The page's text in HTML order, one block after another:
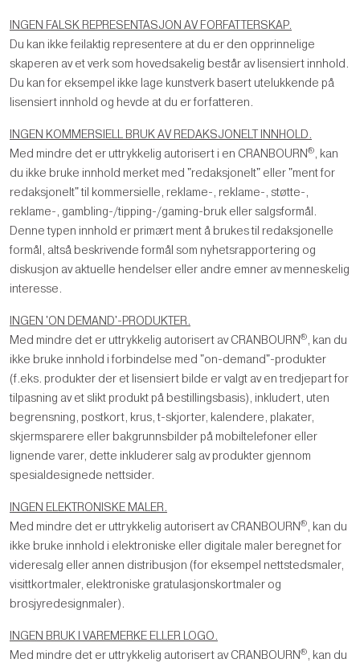
INGEN FALSK REPRESENTASJON AV FORFATTERSKAP.
Du kan ikke feilaktig representere at du er den opprinnelige
skaperen av et verk som hovedsakelig består av lisensiert innhold.
Du kan for eksempel ikke lage kunstverk basert utelukkende på
lisensiert innhold og hevde at du er forfatteren.
INGEN KOMMERSIELL BRUK AV REDAKSJONELT INNHOLD.
Med mindre det er uttrykkelig autorisert i en CRANBOURN®, kan
du ikke bruke innhold merket med "redaksjonelt" eller "ment for
redaksjonelt" til kommersielle, reklame-, reklame-, støtte-,
reklame-, gambling-/tipping-/gaming-bruk eller salgsformål.
Denne typen innhold er primært ment å brukes til redaksjonelle
formål, altså beskrivende formål som nyhetsrapportering og
diskusjon av aktuelle hendelser eller andre emner av menneskelig
interesse.
INGEN 'ON DEMAND'-PRODUKTER.
Med mindre det er uttrykkelig autorisert av CRANBOURN®, kan du
ikke bruke innhold i forbindelse med "on-demand"-produkter
(f.eks. produkter der et lisensiert bilde er valgt av en tredjepart for
tilpasning av et slikt produkt på bestillingsbasis), inkludert, uten
begrensning, postkort, krus, t-skjorter, kalendere, plakater,
skjermsparere eller bakgrunnsbilder på mobiltelefoner eller
lignende varer, dette inkluderer salg av produkter gjennom
spesialdesignede nettsider.
INGEN ELEKTRONISKE MALER.
Med mindre det er uttrykkelig autorisert av CRANBOURN®, kan du
ikke bruke innhold i elektroniske eller digitale maler beregnet for
videresalg eller annen distribusjon (for eksempel nettstedsmaler,
visittkortmaler, elektroniske gratulasjonskortmaler og
brosjyredesignmaler).
INGEN BRUK I VAREMERKE ELLER LOGO.
Med mindre det er uttrykkelig autorisert av CRANBOURN®, kan du